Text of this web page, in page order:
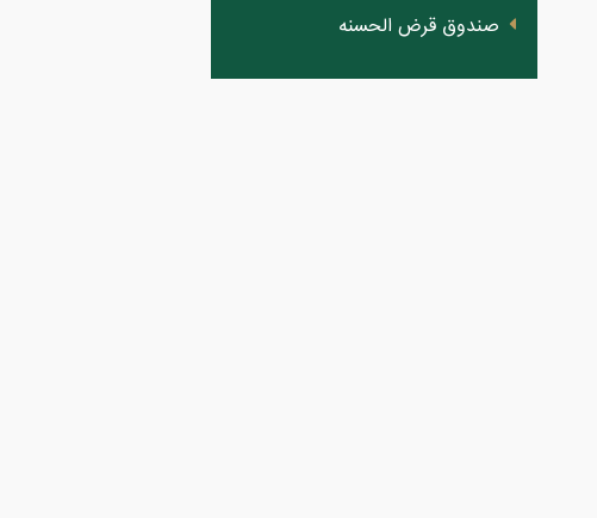
صندوق قرض الحسنه